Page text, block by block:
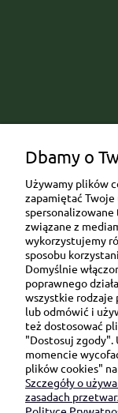
Ul.
Dbamy o
Używamy plików
zapamiętać
związane z
wykorzystujemy
sposobu
Domyślnie
poprawnego
wszystkie rodzaje
lub odmówić i
też dostosować
"Dostosuj zgody".
momencie
plików cookies"
Szczegóły o
zasadach